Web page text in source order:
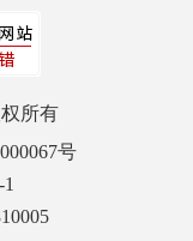
所有
号
1